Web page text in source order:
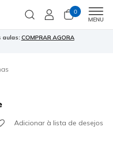
0
MENU
aulas: COMPRAR AGORA
clienteAdicionar à lista de desejos